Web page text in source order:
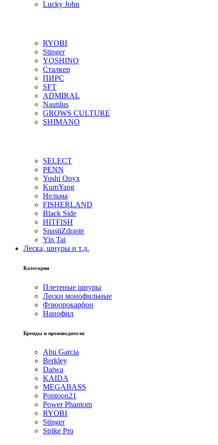
Lucky John
RYOBI
Stinger
YOSHINO
Сталкер
ПИРС
SFT
ADMIRAL
Nautilus
GROWS CULTURE
SHIMANO
SELECT
PENN
Yoshi Onyx
KumYang
Нельма
FISHERLAND
Black Side
HITFISH
SnastiZdraste
Yin Tai
Леска, шнуры и т.д.
Категории
Плетеные шнуры
Лески монофильные
Флюорокарбон
Нанофил
Бренды и производители
Abu Garcia
Berkley
Daiwa
KAIDA
MEGABASS
Pontoon21
Power Phantom
RYOBI
Stinger
Strike Pro